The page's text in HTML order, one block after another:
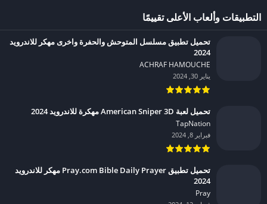
التطبيقات وألعاب الأعلى تقييمًا
تحميل تطبيق مسلسل المتوحش والحفرة واخرى مهكر للاندرويد
2024
ACHRAF HAMOUCHE‏
يناير 30, 2024
تحميل لعبة American Sniper 3D مهكرة للاندرويد 2024
TapNation‏
فبراير 8, 2024
تحميل تطبيق Pray.com Bible Daily Prayer مهكر للاندرويد
2024
Pray‏